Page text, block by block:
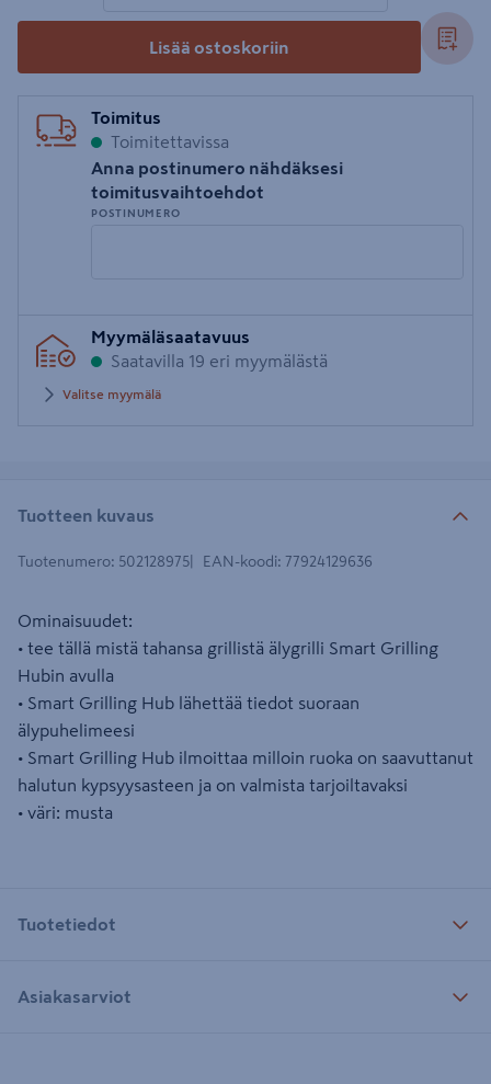
Lisää ostoskoriin
Toimitus
Toimitettavissa
Anna postinumero nähdäksesi
toimitusvaihtoehdot
POSTINUMERO
postinumero
Myymäläsaatavuus
Saatavilla 19 eri myymälästä
Valitse myymälä
Tuotteen kuvaus
Tuotenumero: 502128975 EAN-koodi: 77924129636
Ominaisuudet:
• tee tällä mistä tahansa grillistä älygrilli Smart Grilling
Hubin avulla
• Smart Grilling Hub lähettää tiedot suoraan
älypuhelimeesi
• Smart Grilling Hub ilmoittaa milloin ruoka on saavuttanut
halutun kypsyysasteen ja on valmista tarjoiltavaksi
• väri: musta
Tuotetiedot
Asiakasarviot